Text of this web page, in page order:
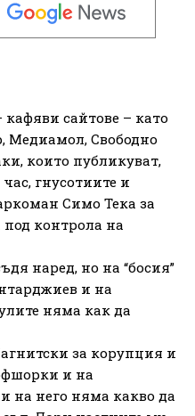
сайтове – като
Медиамол, Свободно
които публикуват,
гнусотиите и
Симо Тека за
под контрола на
наред, но на “босия”
и на
няма как да
за корупция и
и на
на него няма какво да